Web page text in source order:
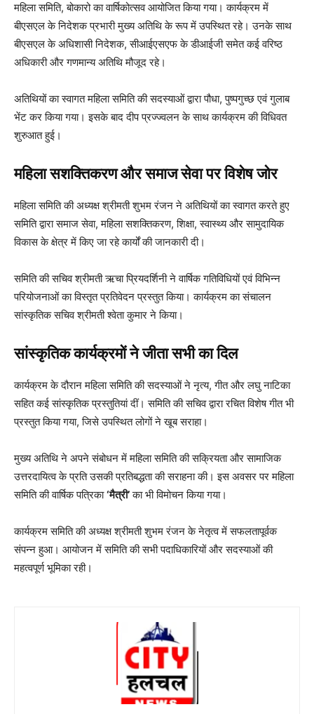
महिला समिति, बोकारो का वार्षिकोत्सव आयोजित किया गया। कार्यक्रम में
बीएसएल के निदेशक प्रभारी मुख्य अतिथि के रूप में उपस्थित रहे। उनके साथ
बीएसएल के अधिशासी निदेशक, सीआईएसएफ के डीआईजी समेत कई वरिष्ठ
अधिकारी और गणमान्य अतिथि मौजूद रहे।
अतिथियों का स्वागत महिला समिति की सदस्याओं द्वारा पौधा, पुष्पगुच्छ एवं गुलाब
भेंट कर किया गया। इसके बाद दीप प्रज्ज्वलन के साथ कार्यक्रम की विधिवत
शुरुआत हुई।
महिला सशक्तिकरण और समाज सेवा पर विशेष जोर
महिला समिति की अध्यक्ष श्रीमती शुभम रंजन ने अतिथियों का स्वागत करते हुए
समिति द्वारा समाज सेवा, महिला सशक्तिकरण, शिक्षा, स्वास्थ्य और सामुदायिक
विकास के क्षेत्र में किए जा रहे कार्यों की जानकारी दी।
समिति की सचिव श्रीमती ऋचा प्रियदर्शिनी ने वार्षिक गतिविधियों एवं विभिन्न
परियोजनाओं का विस्तृत प्रतिवेदन प्रस्तुत किया। कार्यक्रम का संचालन
सांस्कृतिक सचिव श्रीमती श्वेता कुमार ने किया।
सांस्कृतिक कार्यक्रमों ने जीता सभी का दिल
कार्यक्रम के दौरान महिला समिति की सदस्याओं ने नृत्य, गीत और लघु नाटिका
सहित कई सांस्कृतिक प्रस्तुतियां दीं। समिति की सचिव द्वारा रचित विशेष गीत भी
प्रस्तुत किया गया, जिसे उपस्थित लोगों ने खूब सराहा।
मुख्य अतिथि ने अपने संबोधन में महिला समिति की सक्रियता और सामाजिक
उत्तरदायित्व के प्रति उसकी प्रतिबद्धता की सराहना की। इस अवसर पर महिला
समिति की वार्षिक पत्रिका‘मैत्री’का भी विमोचन किया गया।
कार्यक्रम समिति की अध्यक्ष श्रीमती शुभम रंजन के नेतृत्व में सफलतापूर्वक
संपन्न हुआ। आयोजन में समिति की सभी पदाधिकारियों और सदस्याओं की
महत्वपूर्ण भूमिका रही।